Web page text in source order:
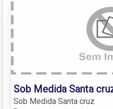
Sob Medida Santa
Sob Medida Santa cruz